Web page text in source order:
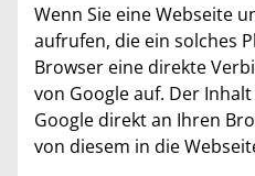
Wenn Sie eine Webseite
aufrufen, die ein solches
Browser eine direkte
von Google auf. Der
Google direkt an Ihren
von diesem in die